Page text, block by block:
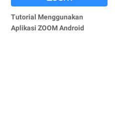
Tutorial Menggunakan
Aplikasi ZOOM Android